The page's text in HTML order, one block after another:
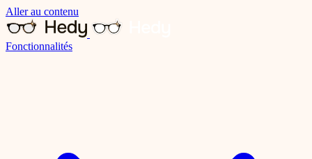
Aller au contenu
Fonctionnalités